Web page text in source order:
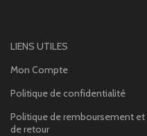
LIENS UTILES
Mon Compte
Politique de confidentialité
Politique de remboursement et
de retour